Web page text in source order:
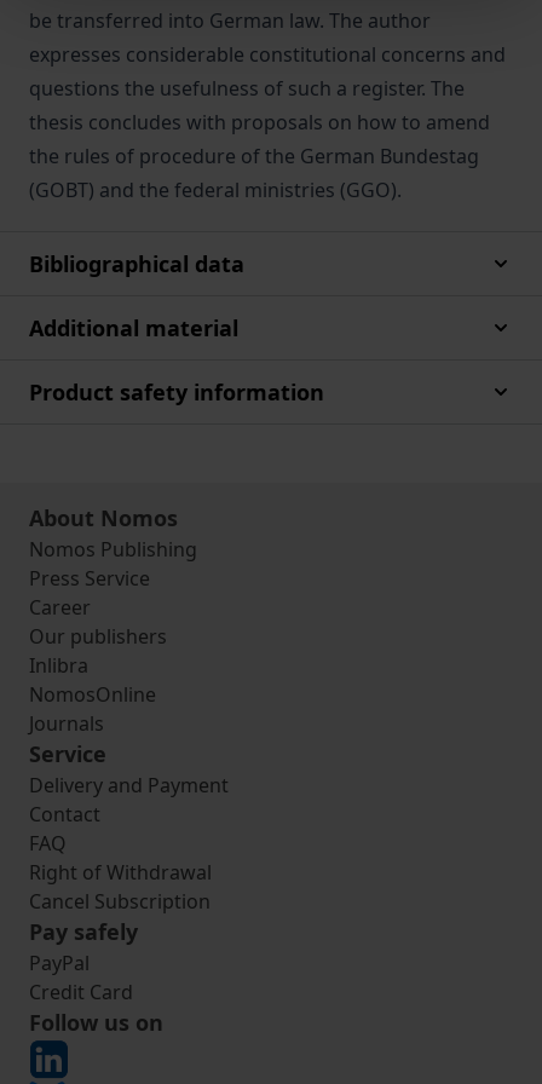
be transferred into German law. The author
expresses considerable constitutional concerns and
questions the usefulness of such a register. The
thesis concludes with proposals on how to amend
the rules of procedure of the German Bundestag
(GOBT) and the federal ministries (GGO).
Bibliographical data
Additional material
Product safety information
About Nomos
Nomos Publishing
Press Service
Career
Our publishers
Inlibra
NomosOnline
Journals
Service
Delivery and Payment
Contact
FAQ
Right of Withdrawal
Cancel Subscription
Pay safely
PayPal
Credit Card
Follow us on